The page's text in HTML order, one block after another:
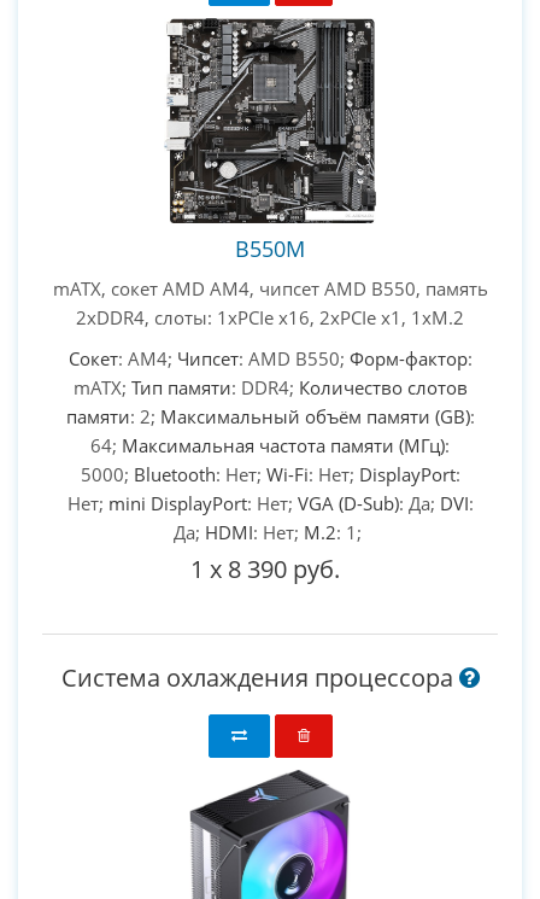
B550M
mATX, сокет AMD AM4, чипсет AMD B550, память
2xDDR4, слоты: 1xPCIe x16, 2xPCIe x1, 1xM.2
Сокет: AM4; Чипсет: AMD B550; Форм-фактор:
mATX; Тип памяти: DDR4; Количество слотов
памяти: 2; Максимальный объём памяти (GB):
64; Максимальная частота памяти (МГц):
5000; Bluetooth: Нет; Wi-Fi: Нет; DisplayPort:
Нет; mini DisplayPort: Нет; VGA (D-Sub): Да; DVI:
Да; HDMI: Нет; M.2: 1;
1 x 8 390 руб.
Система охлаждения процессора